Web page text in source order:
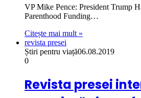
VP Mike Pence: President Trump
Parenthood Funding…
Citește mai mult »
revista presei
Știri pentru viață06.08.2019
0
Revista presei